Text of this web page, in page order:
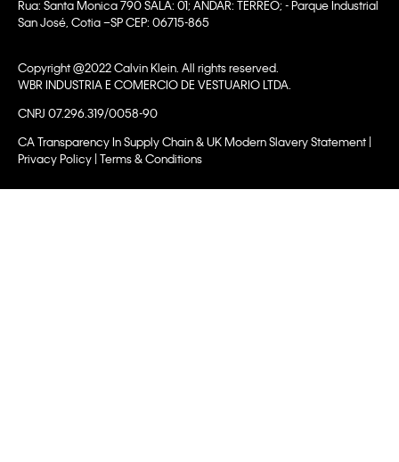
Rua: Santa Monica 790 SALA: 01; ANDAR: TÉRREO; - Parque Industrial
San José, Cotia –SP CEP: 06715-865
Copyright @2022 Calvin Klein. All rights reserved.
WBR INDUSTRIA E COMERCIO DE VESTUARIO LTDA.
CNPJ 07.296.319/0058-90
CA Transparency In Supply Chain & UK Modern Slavery Statement |
Privacy Policy | Terms & Conditions